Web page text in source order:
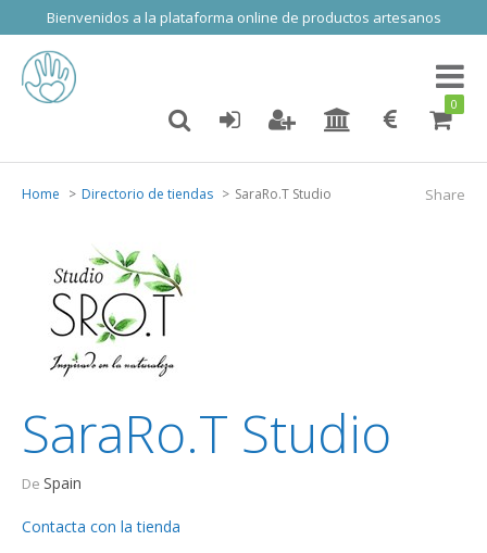
Bienvenidos a la plataforma online de productos artesanos
Toggle
0
Share
Home Directorio de tiendas SaraRo.T Studio
SaraRo.T Studio
De Spain
Contacta con la tienda